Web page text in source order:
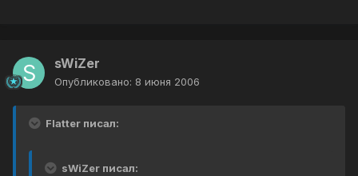
sWiZer
Опубликовано: 8 июня 2006
Flatter писал:
sWiZer писал: